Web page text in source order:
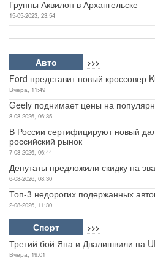
Группы Аквилон в Архангельске
15-05-2023, 23:54
Авто >>>
Ford представит новый кроссовер
Вчера, 11:49
Geely поднимает цены на
8-08-2026, 06:35
В России сертифицируют новый
российский рынок
7-08-2026, 06:44
Депутаты предложили скидку на
6-08-2026, 08:30
Топ-3 недорогих подержанных
2-08-2026, 11:30
Спорт >>>
Третий бой Яна и Двалишвили на
Вчера, 19:01